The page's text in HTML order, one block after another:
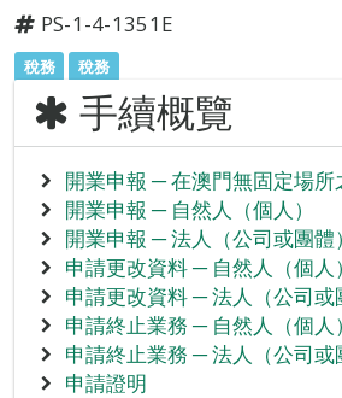
PS-1-4-1351E
稅務 稅務
手續概覽
開業申報 ─ 在澳門無固定場所
開業申報 ─ 自然人（個人）
開業申報 ─ 法人（公司或團體）
申請更改資料 ─ 自然人（個人）
申請更改資料 ─ 法人（公司或
申請終止業務 ─ 自然人（個人）
申請終止業務 ─ 法人（公司或
申請證明